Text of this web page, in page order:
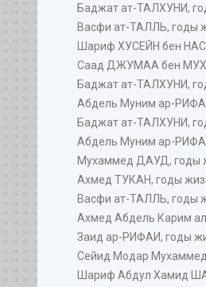
Баджат ат-ТАЛХУНИ,
Васфи ат-ТАЛЛЬ, годы
Шариф ХУСЕЙН бен
Саад ДЖУМАА бен
Баджат ат-ТАЛХУНИ,
Абдель Муним ар-
Баджат ат-ТАЛХУНИ,
Абдель Муним ар-
Мухаммед ДАУД, годы
Ахмед ТУКАН, годы
Васфи ат-ТАЛЛЬ, годы
Ахмед Абдель Карим
Заид ар-РИФАИ, годы
Сейид Модар Мухаммед
Шариф Абдул Хамид